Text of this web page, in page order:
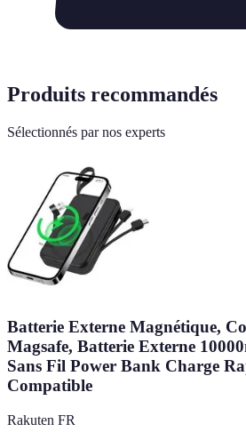
Produits recommandés
Sélectionnés par nos experts
Batterie Externe Magnétique,
Magsafe, Batterie Externe
Sans Fil Power Bank Charge
Compatible
Rakuten FR